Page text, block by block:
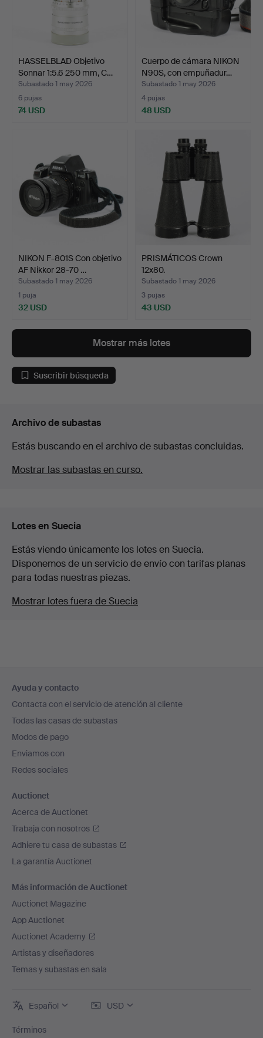
HASSELBLAD Objetivo
Sonnar 1:5.6 250 mm, C…
Subastado 1 may 2026
6 pujas
74 USD
Cuerpo de cámara NIKON
N90S, con empuñadur…
Subastado 1 may 2026
4 pujas
48 USD
NIKON F-801S Con objetivo
AF Nikkor 28-70 …
Subastado 1 may 2026
1 puja
32 USD
PRISMÁTICOS Crown
12x80.
Subastado 1 may 2026
3 pujas
43 USD
Mostrar más lotes
Suscribir búsqueda
Archivo de subastas
Estás buscando en el archivo de subastas concluidas.
Mostrar las subastas en curso.
Lotes en Suecia
Estás viendo únicamente los lotes en Suecia.
Disponemos de un servicio de envío con tarifas planas
para todas nuestras piezas.
Mostrar lotes fuera de Suecia
en
el
pie
de
página
Ayuda y contacto
Contacta con el servicio de atención al cliente
Todas las casas de subastas
Modos de pago
Enviamos con
Redes sociales
Auctionet
Acerca de Auctionet
Trabaja con nosotros
Adhiere tu casa de subastas
La garantía Auctionet
Más información de Auctionet
Auctionet Magazine
App Auctionet
Auctionet Academy
Artistas y diseñadores
Temas y subastas en sala
Español USD
Términos